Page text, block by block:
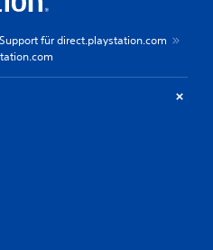
Support für direct.playstation.com